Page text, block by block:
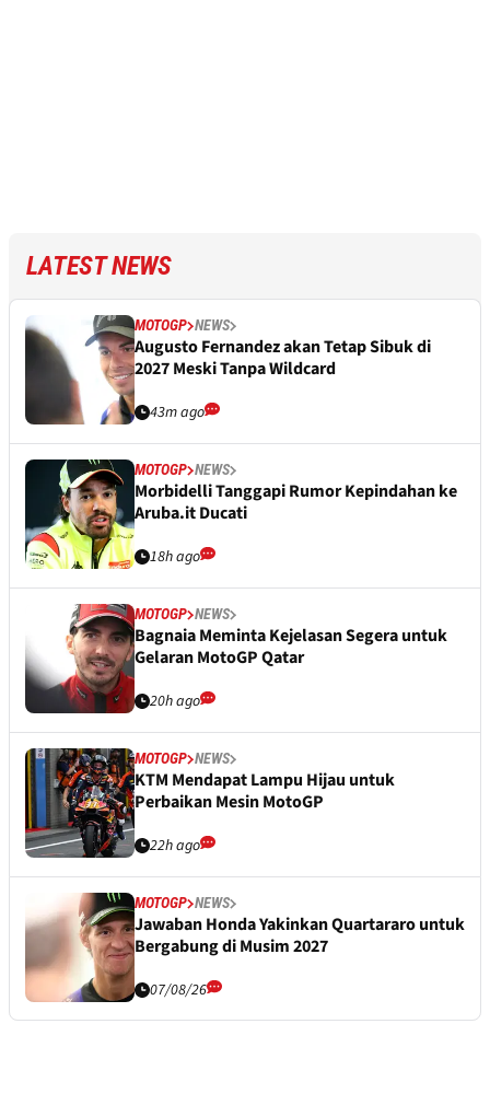
LATEST NEWS
MOTOGP NEWS
Augusto Fernandez akan Tetap Sibuk di
2027 Meski Tanpa Wildcard
43m ago
MOTOGP NEWS
Morbidelli Tanggapi Rumor Kepindahan ke
Aruba.it Ducati
18h ago
MOTOGP NEWS
Bagnaia Meminta Kejelasan Segera untuk
Gelaran MotoGP Qatar
20h ago
MOTOGP NEWS
KTM Mendapat Lampu Hijau untuk
Perbaikan Mesin MotoGP
22h ago
MOTOGP NEWS
Jawaban Honda Yakinkan Quartararo untuk
Bergabung di Musim 2027
07/08/26